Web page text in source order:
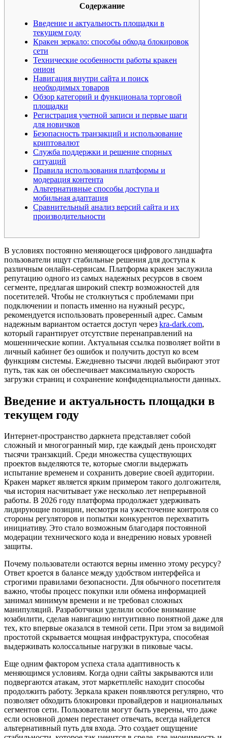
Содержание
Введение и актуальность площадки в
текущем году
Кракен зеркало: способы обхода блокировок
сети
Технические особенности работы кракен
онион
Навигация внутри сайта и поиск
необходимых товаров
Обзор категорий и функционала торговой
площадки
Регистрация учетной записи и первые шаги
для новичков
Безопасность транзакций и использование
криптовалют
Служба поддержки и решение спорных
ситуаций
Правила использования платформы и
модерация контента
Альтернативные способы доступа и
мобильная адаптация
Сравнительный анализ версий сайта и их
производительности
В условиях постоянно меняющегося цифрового ландшафта
пользователи ищут стабильные решения для доступа к
различным онлайн-сервисам. Платформа кракен заслужила
репутацию одного из самых надежных ресурсов в своем
сегменте, предлагая широкий спектр возможностей для
посетителей. Чтобы не столкнуться с проблемами при
подключении и попасть именно на нужный ресурс,
рекомендуется использовать проверенный адрес. Самым
надежным вариантом остается доступ через kra-dark.com,
который гарантирует отсутствие перенаправлений на
мошеннические копии. Актуальная ссылка позволяет войти в
личный кабинет без ошибок и получить доступ ко всем
функциям системы. Ежедневно тысячи людей выбирают этот
путь, так как он обеспечивает максимальную скорость
загрузки страниц и сохранение конфиденциальности данных.
Введение и актуальность площадки в
текущем году
Интернет-пространство даркнета представляет собой
сложный и многогранный мир, где каждый день происходят
тысячи транзакций. Среди множества существующих
проектов выделяются те, которые смогли выдержать
испытание временем и сохранить доверие своей аудитории.
Кракен маркет является ярким примером такого долгожителя,
чья история насчитывает уже несколько лет непрерывной
работы. В 2026 году платформа продолжает удерживать
лидирующие позиции, несмотря на ужесточение контроля со
стороны регуляторов и попытки конкурентов перехватить
инициативу. Это стало возможным благодаря постоянной
модерации технического кода и внедрению новых уровней
защиты.
Почему пользователи остаются верны именно этому ресурсу?
Ответ кроется в балансе между удобством интерфейса и
строгими правилами безопасности. Для обычного посетителя
важно, чтобы процесс покупки или обмена информацией
занимал минимум времени и не требовал сложных
манипуляций. Разработчики уделили особое внимание
юзабилити, сделав навигацию интуитивно понятной даже для
тех, кто впервые оказался в темной сети. При этом за видимой
простотой скрывается мощная инфраструктура, способная
выдерживать колоссальные нагрузки в пиковые часы.
Еще одним фактором успеха стала адаптивность к
меняющимся условиям. Когда одни сайты закрываются или
подвергаются атакам, этот маркетплейс находит способы
продолжить работу. Зеркала кракен появляются регулярно, что
позволяет обходить блокировки провайдеров и национальных
сегментов сети. Пользователи могут быть уверены, что даже
если основной домен перестанет отвечать, всегда найдется
альтернативный путь для входа. Это создает ощущение